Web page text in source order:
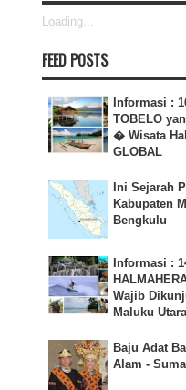
Loading...
FEED POSTS
Informasi :
TOBELO
� Wisata
GLOBAL
Ini Sejarah
Kabupaten
Bengkulu
Informasi :
Wajib
Maluku
Baju Adat
Alam -